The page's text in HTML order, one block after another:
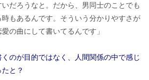
だろうなと。だから、男同士のことでも
もあるんです。そういう分かりやすさが
の曲にして書いてるんです」
のが目的ではなく、人間関係の中で感じ
と？